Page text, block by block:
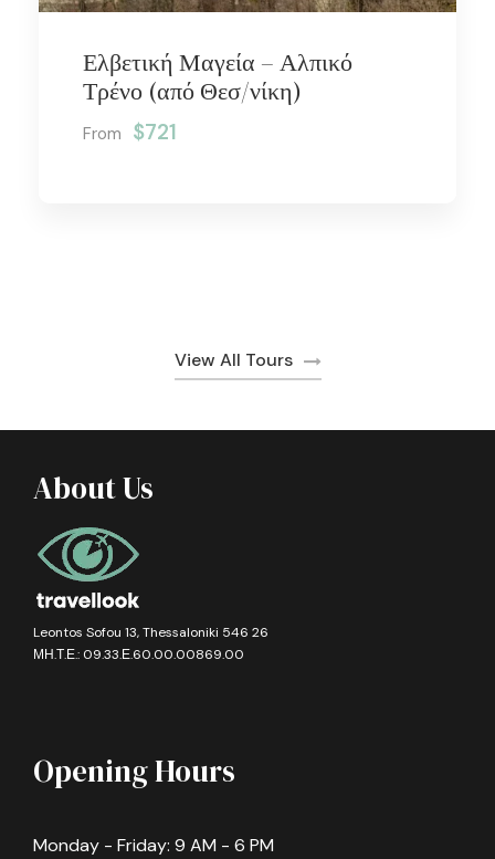
Ελβετική Μαγεία – Αλπικό
Τρένο (από Θεσ/νίκη)
From $721
View All Tours
About Us
Leontos Sofou 13, Thessaloniki 546 26
ΜΗ.Τ.Ε.: 09.33.Ε.60.00.00869.00
Opening Hours
Monday - Friday: 9 AM - 6 PM